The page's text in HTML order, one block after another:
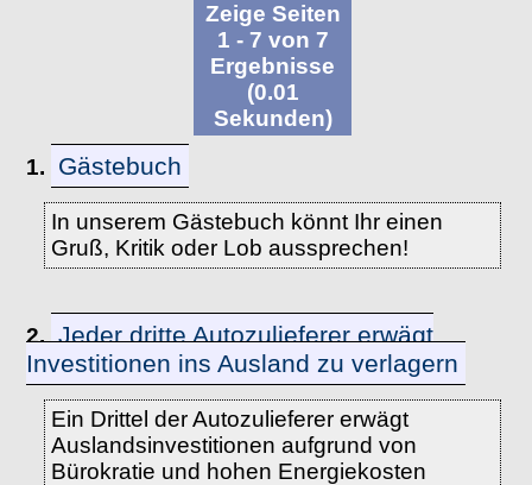
Zeige Seiten
1 - 7 von 7
Ergebnisse
(0.01
Sekunden)
1.
Gästebuch
In unserem Gästebuch könnt Ihr einen
Gruß, Kritik oder Lob aussprechen!
2. Jeder dritte Autozulieferer erwägt
Investitionen ins Ausland zu verlagern
Ein Drittel der Autozulieferer erwägt
Auslandsinvestitionen aufgrund von
Bürokratie und hohen Energiekosten